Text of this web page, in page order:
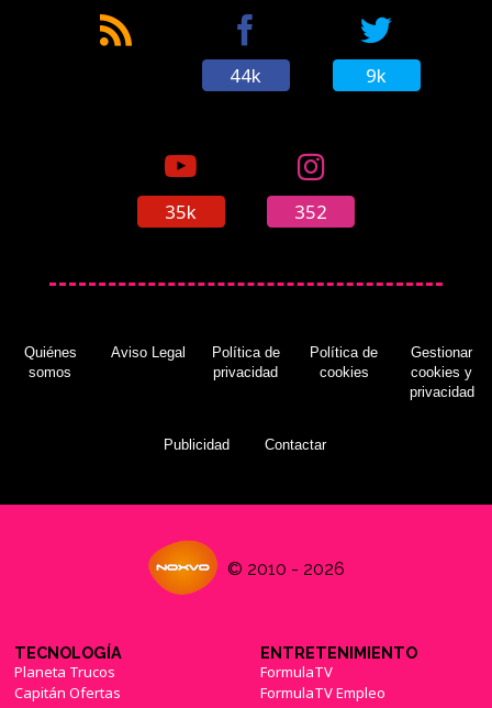
44k 9k
35k 352
Quiénes
somos
Aviso Legal
Política de
privacidad
Política de
cookies
Gestionar
cookies y
privacidad
Publicidad Contactar
© 2010 - 2026
TECNOLOGÍA
Planeta Trucos
Capitán Ofertas
ENTRETENIMIENTO
FormulaTV
FormulaTV Empleo